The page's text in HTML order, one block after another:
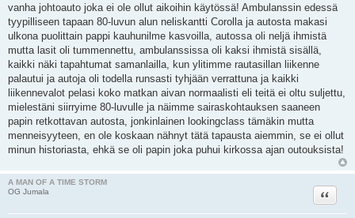
vanha johtoauto joka ei ole ollut aikoihin käytössä! Ambulanssin edessä
tyypilliseen tapaan 80-luvun alun neliskantti Corolla ja autosta makasi
ulkona puolittain pappi kauhunilme kasvoilla, autossa oli neljä ihmistä
mutta lasit oli tummennettu, ambulanssissa oli kaksi ihmistä sisällä,
kaikki näki tapahtumat samanlailla, kun ylitimme rautasillan liikenne
palautui ja autoja oli todella runsasti tyhjään verrattuna ja kaikki
liikennevalot pelasi koko matkan aivan normaalisti eli teitä ei oltu suljettu,
mielestäni siirryime 80-luvulle ja näimme sairaskohtauksen saaneen
papin retkottavan autosta, jonkinlainen lookingclass tämäkin mutta
menneisyyteen, en ole koskaan nähnyt tätä tapausta aiemmin, se ei ollut
minun historiasta, ehkä se oli papin joka puhui kirkossa ajan outouksista!
A MAN OF A TIME STORM
OG Jumala
Lainaa